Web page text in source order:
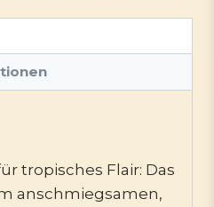
tropisches Flair: Das
anschmiegsamen,